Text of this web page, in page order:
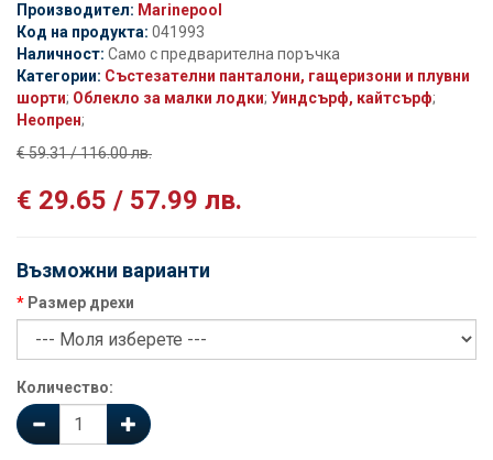
Производител: Marinepool
Код на продукта: 041993
Наличност: Само с предварителна поръчка
Категории: Състезателни панталони, гащеризони и плувни
шорти; Облекло за малки лодки; Уиндсърф, кайтсърф;
Неопрен;
€ 59.31 / 116.00 лв.
€ 29.65 / 57.99 лв.
Възможни варианти
Размер дрехи
Количество: